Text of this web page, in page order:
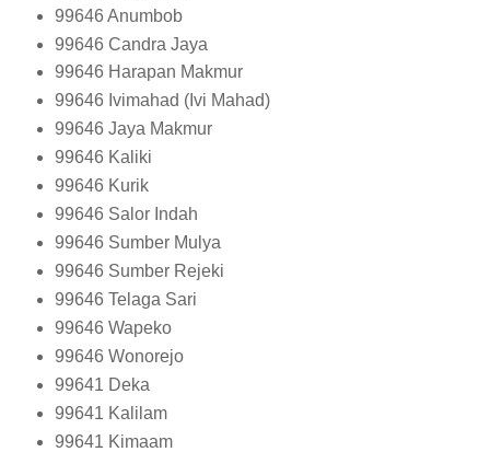
99646 Anumbob
99646 Candra Jaya
99646 Harapan Makmur
99646 Ivimahad (Ivi Mahad)
99646 Jaya Makmur
99646 Kaliki
99646 Kurik
99646 Salor Indah
99646 Sumber Mulya
99646 Sumber Rejeki
99646 Telaga Sari
99646 Wapeko
99646 Wonorejo
99641 Deka
99641 Kalilam
99641 Kimaam